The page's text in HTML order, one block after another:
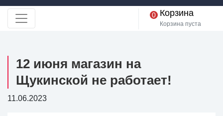
0 Корзина
Корзина пуста
12 июня магазин на
Щукинской не работает!
11.06.2023